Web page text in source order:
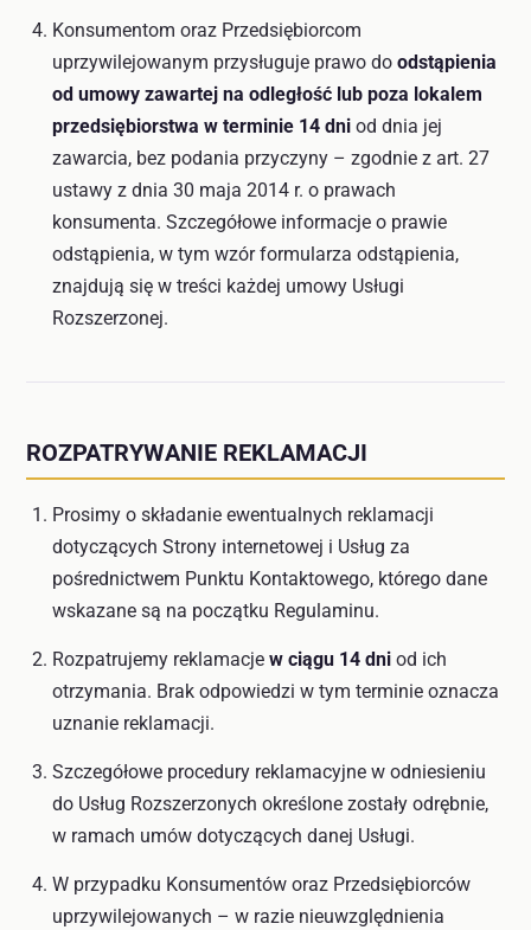
Konsumentom oraz Przedsiębiorcom
uprzywilejowanym przysługuje prawo do odstąpienia
od umowy zawartej na odległość lub poza lokalem
przedsiębiorstwa w terminie 14 dni od dnia jej
zawarcia, bez podania przyczyny – zgodnie z art. 27
ustawy z dnia 30 maja 2014 r. o prawach
konsumenta. Szczegółowe informacje o prawie
odstąpienia, w tym wzór formularza odstąpienia,
znajdują się w treści każdej umowy Usługi
Rozszerzonej.
ROZPATRYWANIE REKLAMACJI
Prosimy o składanie ewentualnych reklamacji
dotyczących Strony internetowej i Usług za
pośrednictwem Punktu Kontaktowego, którego dane
wskazane są na początku Regulaminu.
Rozpatrujemy reklamacje w ciągu 14 dni od ich
otrzymania. Brak odpowiedzi w tym terminie oznacza
uznanie reklamacji.
Szczegółowe procedury reklamacyjne w odniesieniu
do Usług Rozszerzonych określone zostały odrębnie,
w ramach umów dotyczących danej Usługi.
W przypadku Konsumentów oraz Przedsiębiorców
uprzywilejowanych – w razie nieuwzględnienia